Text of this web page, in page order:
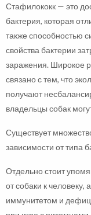
Стафилококк — это
бактерия, которая
также способностью
свойства бактерии
заражения. Широкое
связано с тем, что
получают
владельцы собак
Существует
зависимости от типа
Отдельно стоит
от собаки к
иммунитетом и